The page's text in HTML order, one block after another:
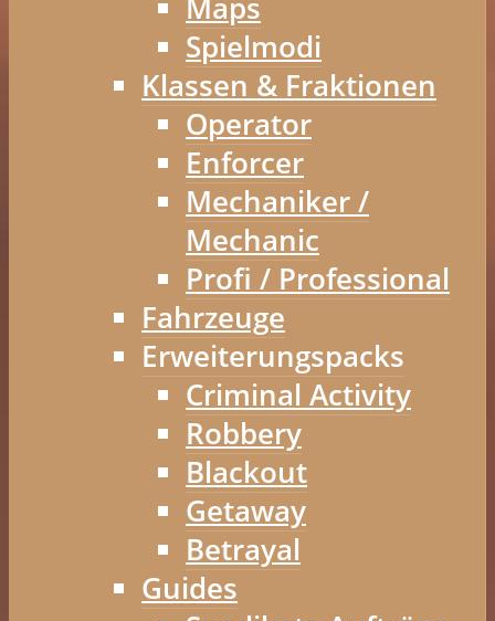
Maps
Spielmodi
Klassen & Fraktionen
Operator
Enforcer
Mechaniker /
Mechanic
Profi / Professional
Fahrzeuge
Erweiterungspacks
Criminal Activity
Robbery
Blackout
Getaway
Betrayal
Guides